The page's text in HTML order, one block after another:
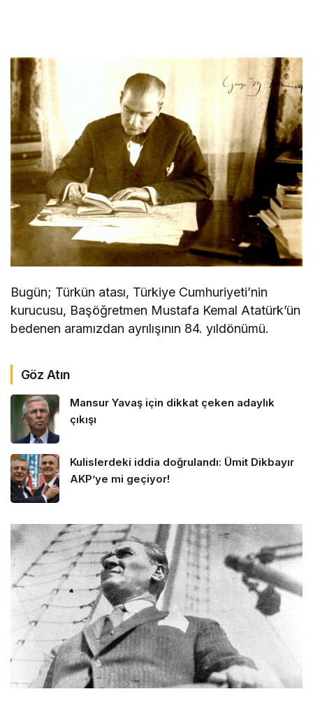
Bugün; Türkün atası, Türkiye Cumhuriyeti’nin
kurucusu, Başöğretmen Mustafa Kemal Atatürk’ün
bedenen aramızdan ayrılışının 84. yıldönümü.
Göz Atın
Mansur Yavaş için dikkat çeken adaylık
çıkışı
Kulislerdeki iddia doğrulandı: Ümit Dikbayır
AKP’ye mi geçiyor!